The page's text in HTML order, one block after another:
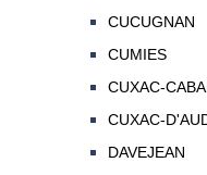
CUCUGNAN
CUMIES
CUXAC-
CUXAC-
DAVEJEAN